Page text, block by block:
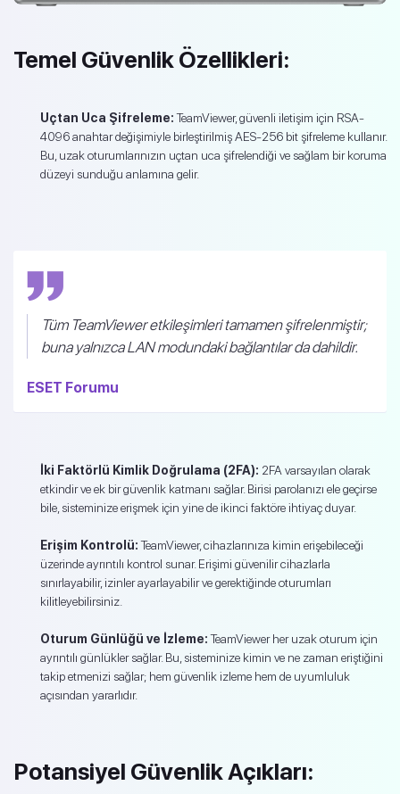
Temel Güvenlik Özellikleri:
Uçtan Uca Şifreleme:TeamViewer, güvenli iletişim için RSA-
4096 anahtar değişimiyle birleştirilmiş AES-256 bit şifreleme kullanır.
Bu, uzak oturumlarınızın uçtan uca şifrelendiği ve sağlam bir koruma
düzeyi sunduğu anlamına gelir.
Tüm TeamViewer etkileşimleri tamamen şifrelenmiştir;
buna yalnızca LAN modundaki bağlantılar da dahildir.
ESET Forumu
İki Faktörlü Kimlik Doğrulama (2FA): 2FA varsayılan olarak
etkindir ve ek bir güvenlik katmanı sağlar. Birisi parolanızı ele geçirse
bile, sisteminize erişmek için yine de ikinci faktöre ihtiyaç duyar.
Erişim Kontrolü:TeamViewer, cihazlarınıza kimin erişebileceği
üzerinde ayrıntılı kontrol sunar. Erişimi güvenilir cihazlarla
sınırlayabilir, izinler ayarlayabilir ve gerektiğinde oturumları
kilitleyebilirsiniz.
Oturum Günlüğü ve İzleme:TeamViewer her uzak oturum için
ayrıntılı günlükler sağlar. Bu, sisteminize kimin ve ne zaman eriştiğini
takip etmenizi sağlar; hem güvenlik izleme hem de uyumluluk
açısından yararlıdır.
Potansiyel Güvenlik Açıkları: